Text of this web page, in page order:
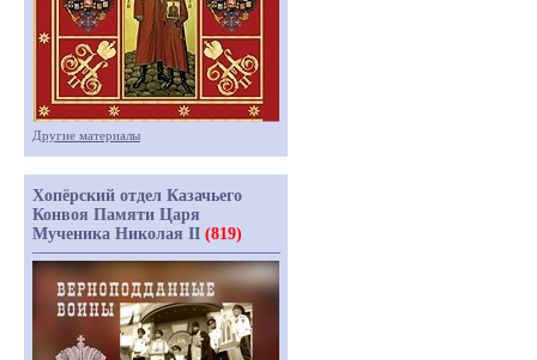
Другие материалы
Хопёрский отдел Казачьего
Конвоя Памяти Царя
Мученика Николая II (819)